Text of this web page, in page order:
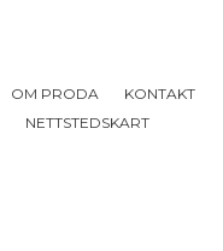
OM PRODA
KONTAKT
NETTSTEDSKART